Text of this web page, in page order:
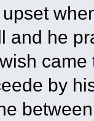
and he
came
by